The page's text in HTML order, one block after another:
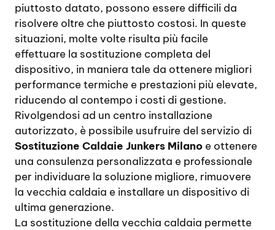
piuttosto datato, possono essere difficili da
risolvere oltre che piuttosto costosi. In queste
situazioni, molte volte risulta più facile
effettuare la sostituzione completa del
dispositivo, in maniera tale da ottenere migliori
performance termiche e prestazioni più elevate,
riducendo al contempo i costi di gestione.
Rivolgendosi ad un centro installazione
autorizzato, è possibile usufruire del servizio di
Sostituzione Caldaie Junkers Milano e ottenere
una consulenza personalizzata e professionale
per individuare la soluzione migliore, rimuovere
la vecchia caldaia e installare un dispositivo di
ultima generazione.
La sostituzione della vecchia caldaia permette